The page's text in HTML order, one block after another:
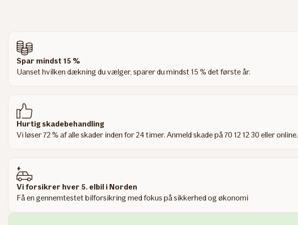
Spar mindst 15 %
Uanset hvilken dækning du vælger, sparer du mindst 15 % det første år.
Hurtig skadebehandling
Vi løser 72 % af alle skader inden for 24 timer. Anmeld skade på 70 12 12 30 eller online.
Vi forsikrer hver 5. elbil i Norden
Få en gennemtestet bilforsikring med fokus på sikkerhed og økonomi